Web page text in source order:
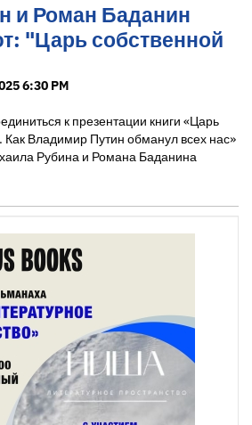
и Роман Баданин
"Царь собственной
6:30 PM
к презентации книги «Царь
Как Владимир Путин обманул всех нас»
Рубина и Романа Баданина